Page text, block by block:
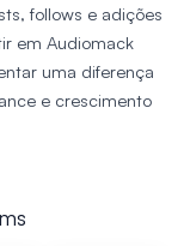
follows e adições
em Audiomack
uma diferença
e crescimento